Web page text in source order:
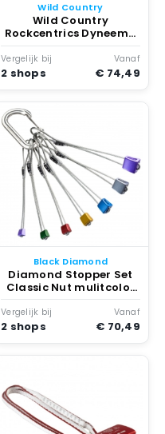
Wild Country
Wild Country
Rockcentrics Dyneema
Nut Multicolor
Vergelijk bij
2 shops
Vanaf
€ 74,49
Black Diamond
Diamond Stopper Set
Classic Nut mulitcolor
Multicolor
Vergelijk bij
2 shops
Vanaf
€ 70,49